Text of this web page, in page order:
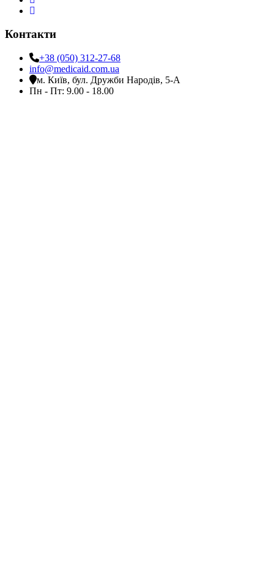
Контакти
+38 (050) 312-27-68
info@medicaid.com.ua
м. Київ, бул. Дружби Народів, 5-А
Пн - Пт: 9.00 - 18.00